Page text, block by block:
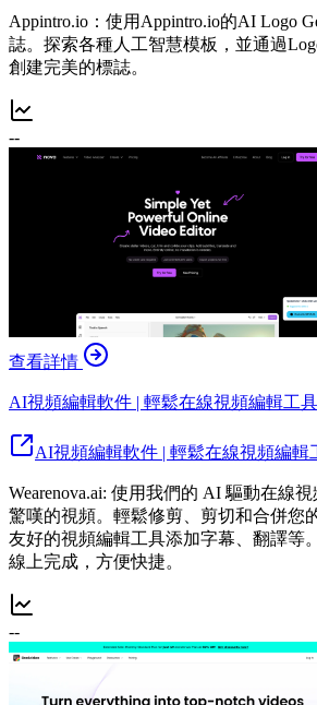
Appintro.io：使用Appintro.io的AI Logo
誌。探索各種人工智慧模板，並通過
創建完美的標誌。
--
查看詳情
AI視頻編輯軟件 | 輕鬆在線視頻編輯工具
AI視頻編輯軟件 | 輕鬆在線視頻編輯
Wearenova.ai: 使用我們的 AI 驅動在線
驚嘆的視頻。輕鬆修剪、剪切和合併您
友好的視頻編輯工具添加字幕、翻譯等
線上完成，方便快捷。
--